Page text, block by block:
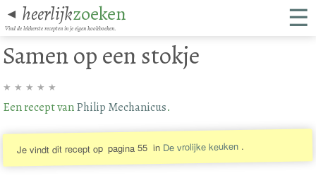
◄ heerlijkzoeken
Vind de lekkerste recepten in je eigen kookboeken. ☰
Samen op een stokje
★ ★ ★ ★ ★
Een recept vanPhilip Mechanicus.
Je vindt dit recept op pagina 55 in De vrolijke keuken .